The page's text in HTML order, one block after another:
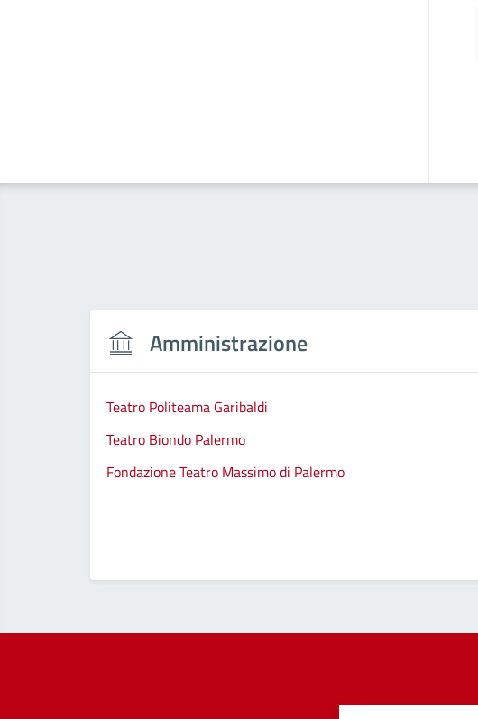
Amministrazione
Teatro Politeama Garibaldi
Teatro Biondo Palermo
Fondazione Teatro Massimo di Palermo